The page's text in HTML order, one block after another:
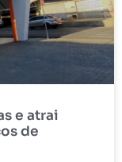
e atrai
de